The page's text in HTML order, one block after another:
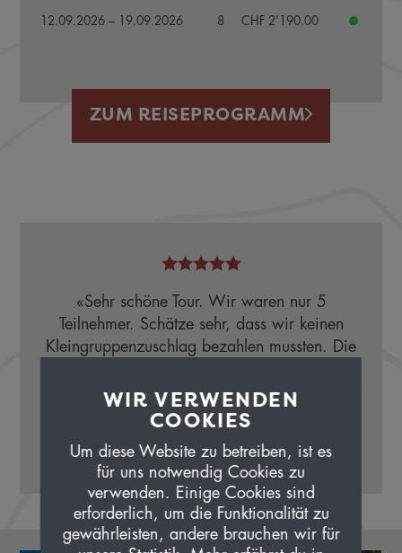
12.09.2026 – 19.09.2026 8 CHF 2'190.00
ZUM REISEPROGRAMM
«Sehr schöne Tour. Wir waren nur 5
Teilnehmer. Schätze sehr, dass wir keinen
Kleingruppenzuschlag bezahlen mussten. Die
Abschluss in Barcelona gab der Tour noch das
gewisse Etwas.»
Fabian Jud
Lachen SZ
WIR VERWENDEN
COOKIES
Um diese Website zu betreiben, ist es
für uns notwendig Cookies zu
verwenden. Einige Cookies sind
erforderlich, um die Funktionalität zu
gewährleisten, andere brauchen wir für